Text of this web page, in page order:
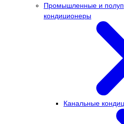
Промышленные и
кондиционеры
Канальные